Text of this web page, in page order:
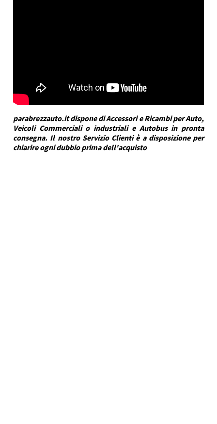
parabrezzauto.it dispone di Accessori e Ricambi per Auto,
Veicoli Commerciali o industriali e Autobus in pronta
consegna. Il nostro Servizio Clienti è a disposizione per
chiarire ogni dubbio prima dell'acquisto